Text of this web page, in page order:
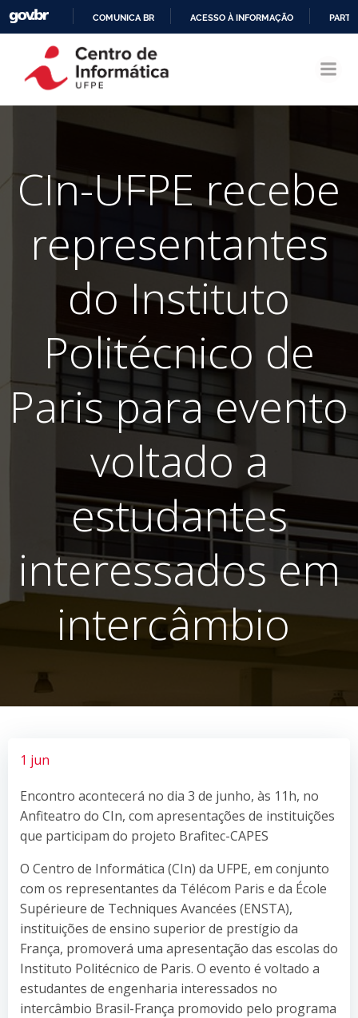
CONTEÚDO
COMUNICA BR ACESSO À INFORMAÇÃO
CIn-UFPE recebe
representantes
do Instituto
Politécnico de
Paris para evento
voltado a
estudantes
interessados em
intercâmbio
1 jun
Encontro acontecerá no dia 3 de junho, às 11h, no
Anfiteatro do CIn, com apresentações de instituições
que participam do projeto Brafitec-CAPES
O Centro de Informática (CIn) da UFPE, em conjunto
com os representantes da Télécom Paris e da École
Supérieure de Techniques Avancées (ENSTA),
instituições de ensino superior de prestígio da
França, promoverá uma apresentação das escolas do
Instituto Politécnico de Paris. O evento é voltado a
estudantes de engenharia interessados no
intercâmbio Brasil-França promovido pelo programa